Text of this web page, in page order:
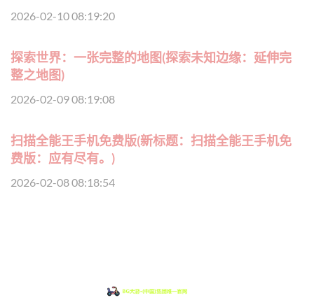
2026-02-10 08:19:20
探索世界：一张完整的地图(探索未知边缘：延伸完
整之地图)
2026-02-09 08:19:08
扫描全能王手机免费版(新标题：扫描全能王手机免
费版：应有尽有。)
2026-02-08 08:18:54